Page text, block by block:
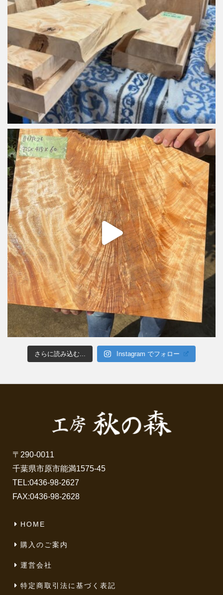
さらに読み込む... Instagram でフォロー
〒290-0011
千葉県市原市能満1575-45
TEL:0436-98-2627
FAX:0436-98-2628
HOME
購入のご案内
運営会社
特定商取引法に基づく表記